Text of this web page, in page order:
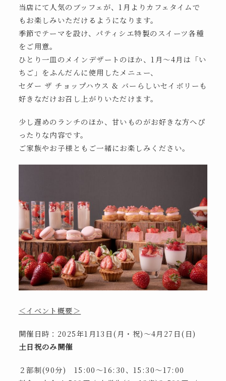
当店にて人気のブッフェが、1月よりカフェタイムで
もお楽しみいただけるようになります。
季節でテーマを設け、パティシエ特製のスイーツ各種
をご用意。
ひとり一皿のメインデザートのほか、1月～4月は「い
ちご」をふんだんに使用したメニュー、
セダー ザ チョップハウス & バーらしいセイボリーも
好きなだけお召し上がりいただけます。
少し遅めのランチのほか、甘いものがお好きな方へぴ
ったりな内容です。
ご家族やお子様ともご一緒にお楽しみください。
＜イベント概要＞
開催日時：2025年1月13日(月・祝)～4月27日(日)
土日祝のみ開催
２部制(90分) 15:00～16:30、15:30～17:00